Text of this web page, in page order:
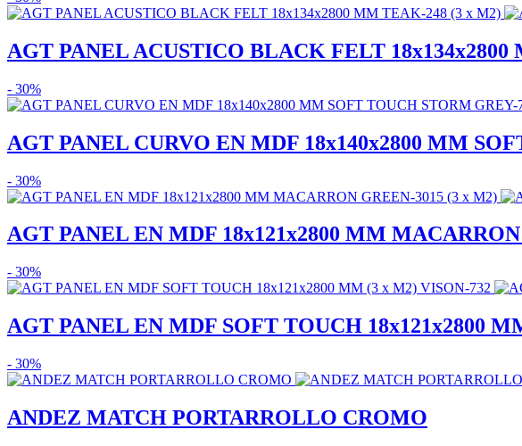
AGT PANEL ACUSTICO BLACK FELT 18x134x2800
- 30%
AGT PANEL CURVO EN MDF 18x140x2800 MM
- 30%
AGT PANEL EN MDF 18x121x2800 MM
- 30%
AGT PANEL EN MDF SOFT TOUCH 18x121x2800
- 30%
ANDEZ MATCH PORTARROLLO CROMO